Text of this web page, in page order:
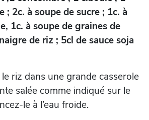
; 2c. à soupe de sucre ; 1c. à
1c. à soupe de graines de
de riz ; 5cl de sauce soja
riz dans une grande casserole
salée comme indiqué sur le
le à l’eau froide.